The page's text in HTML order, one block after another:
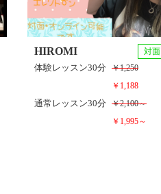
HIROMI 対面
体験レッスン30分
￥1,250
￥1,188
通常レッスン30分
￥2,100～
￥1,995～